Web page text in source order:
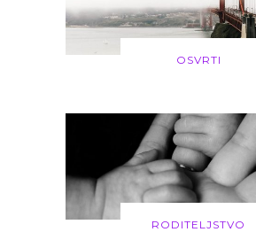
OSVRTI
RODITELJSTVO